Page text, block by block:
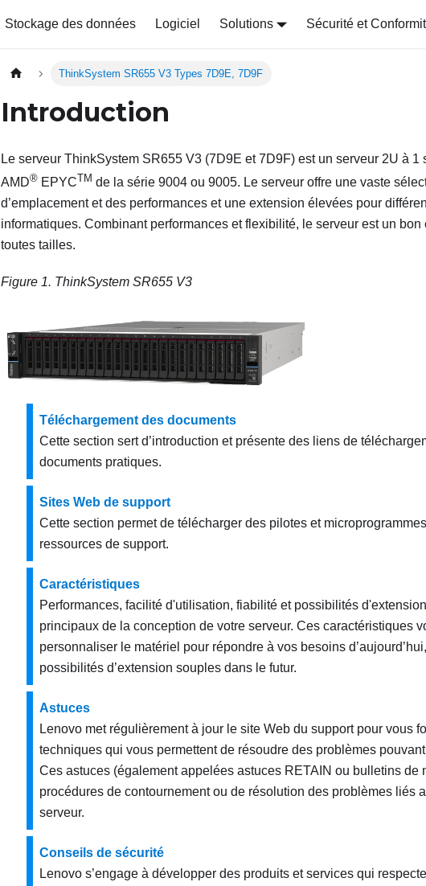
Stockage des données Logiciel Solutions Sécurité et
ThinkSystem SR655 V3 Types 7D9E, 7D9F
Introduction
Le serveur ThinkSystem SR655 V3 (7D9E et 7D9F) est un serveur 2U à 1
AMD® EPYCTM de la série 9004 ou 9005. Le serveur offre une vaste
d’emplacement et des performances et une extension élevées pour
informatiques. Combinant performances et flexibilité, le serveur est un
toutes tailles.
Figure 1. ThinkSystem SR655 V3
Téléchargement des documents
Cette section sert d’introduction et présente des liens de
documents pratiques.
Sites Web de support
Cette section permet de télécharger des pilotes et
ressources de support.
Caractéristiques
Performances, facilité d'utilisation, fiabilité et possibilités
principaux de la conception de votre serveur. Ces caractéristiques
personnaliser le matériel pour répondre à vos besoins
possibilités d’extension souples dans le futur.
Astuces
Lenovo met régulièrement à jour le site Web du support pour vous
techniques qui vous permettent de résoudre des problèmes
Ces astuces (également appelées astuces RETAIN ou bulletins de
procédures de contournement ou de résolution des problèmes liés
serveur.
Conseils de sécurité
Lenovo s’engage à développer des produits et services qui